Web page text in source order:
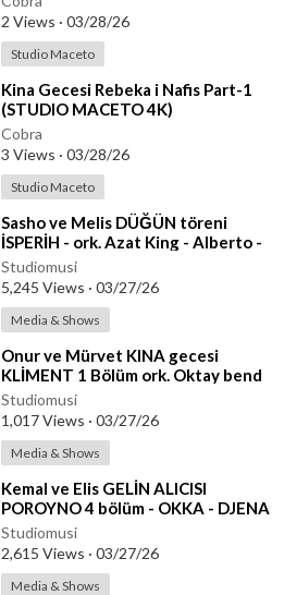
2 Views · 03/28/26
Studio Maceto
⁣Kina Gecesi Rebeka i Nafis Part-1
(STUDIO MACETO 4K)
Cobra
3 Views · 03/28/26
Studio Maceto
⁣Sasho ve Melis DÜĞÜN töreni
İSPERİH - ork. Azat King - Alberto -
Niki - Saleas 1 bölüm
Studiomusi
5,245 Views · 03/27/26
Media & Shows
⁣Onur ve Mürvet KINA gecesi
KLİMENT 1 Bölüm ork. Oktay bend
+ Coşkun
Studiomusi
1,017 Views · 03/27/26
Media & Shows
⁣Kemal ve Elis GELİN ALICISI
POROYNO 4 bölüm - OKKA - DJENA
- MALKATA - ICO TIGARA Oktay
bend + kirpi
Studiomusi
2,615 Views · 03/27/26
Media & Shows